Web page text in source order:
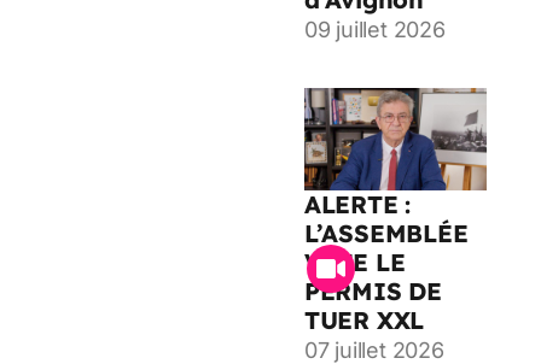
09 juillet 2026
ALERTE :
L’ASSEMBLÉE
VOTE LE
PERMIS DE
TUER XXL
07 juillet 2026